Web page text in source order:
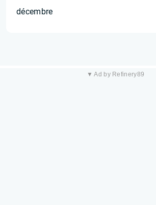
décembre
▼ Ad by Refinery89